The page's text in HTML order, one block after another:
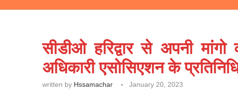
सीडीओ हरिद्वार से अपनी
अधिकारी एसोसिएशन के
written by Hssamachar January 20, 2023